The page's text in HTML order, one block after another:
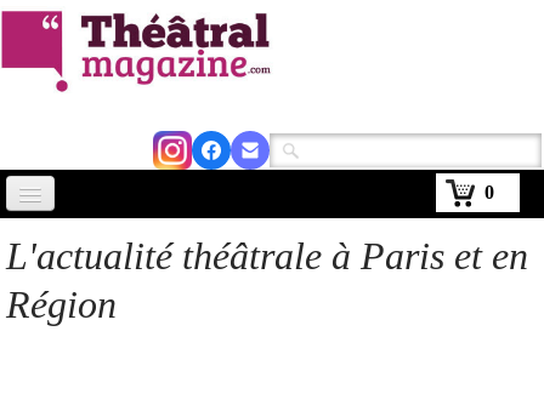
0
Avignon 2026
L'actualité théâtrale à Paris et en
Région